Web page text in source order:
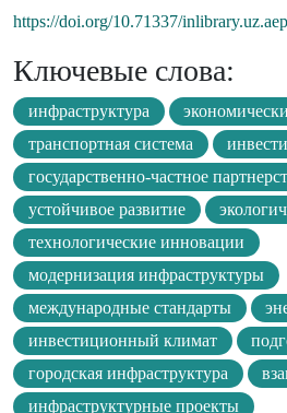
https://doi.org/10.71337/
Ключевые слова:
инфраструктура
транспортная система
государственно-частное
устойчивое развитие
технологические инновации
модернизация инфраструктуры
международные стандарты
инвестиционный климат
городская инфраструктура
инфраструктурные проекты